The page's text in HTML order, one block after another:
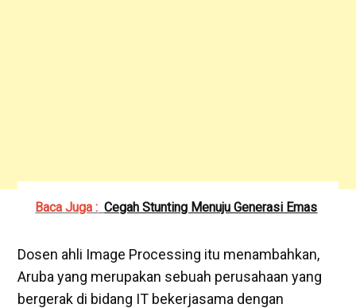
Baca Juga : Cegah Stunting Menuju Generasi Emas
Dosen ahli Image Processing itu menambahkan,
Aruba yang merupakan sebuah perusahaan yang
bergerak di bidang IT bekerjasama dengan